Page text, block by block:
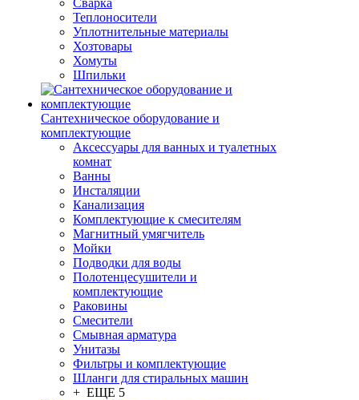
Сварка
Теплоносители
Уплотнительные материалы
Хозтовары
Хомуты
Шпильки
Сантехническое оборудование и
комплектующие
Аксессуары для ванных и туалетных
комнат
Ванны
Инсталяции
Канализация
Комплектующие к смесителям
Магнитный умягчитель
Мойки
Подводки для воды
Полотенцесушители и
комплектующие
Раковины
Смесители
Смывная арматура
Унитазы
Фильтры и комплектующие
Шланги для стиральных машин
+ ЕЩЕ 5